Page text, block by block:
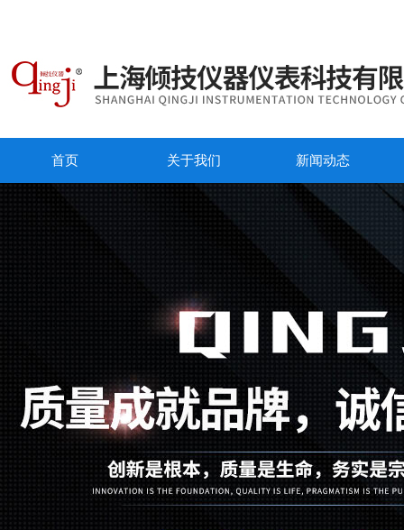
首页 关于我们 新闻动态